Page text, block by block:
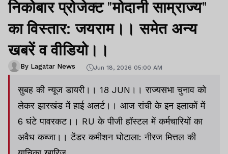
निकोबार प्रोजेक्ट "मोदानी साम्राज्य"
का विस्तार: जयराम।। समेत अन्य
खबरें व वीडियो।।
By Lagatar News Jun 18, 2026 05:00 AM
सुबह की न्यूज डायरी।। 18 JUN।। राज्यसभा चुनाव को
लेकर झारखंड में हाई अलर्ट।। आज रांची के इन इलाकों में
6 घंटे पावरकट।। RU के पीजी हॉस्टल में कर्मचारियों का
अवैध कब्जा।। टेंडर कमीशन घोटाला: नीरज मित्तल की